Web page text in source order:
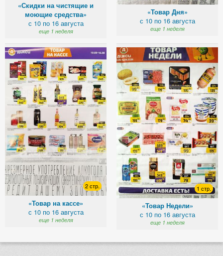
«Скидки на чистящие и
моющие средства»
с 10 по 16 августа
еще 1 неделя
«Товар Дня»
с 10 по 16 августа
еще 1 неделя
2 стр.
«Товар на кассе»
с 10 по 16 августа
еще 1 неделя
1 стр.
«Товар Недели»
с 10 по 16 августа
еще 1 неделя